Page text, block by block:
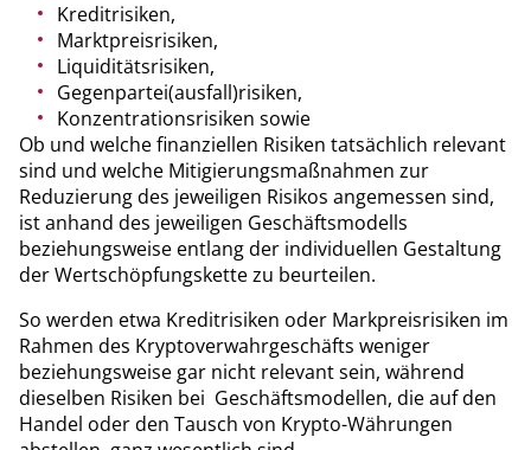
Kreditrisiken,
Marktpreisrisiken,
Liquiditätsrisiken,
Gegenpartei(ausfall)risiken,
Konzentrationsrisiken sowie
Ob und welche finanziellen Risiken tatsächlich relevant
sind und welche Mitigierungsmaßnahmen zur
Reduzierung des jeweiligen Risikos angemessen sind,
ist anhand des jeweiligen Geschäftsmodells
beziehungsweise entlang der individuellen Gestaltung
der Wertschöpfungskette zu beurteilen.
So werden etwa Kreditrisiken oder Markpreisrisiken im
Rahmen des Kryptoverwahrgeschäfts weniger
beziehungsweise gar nicht relevant sein, während
dieselben Risiken bei Geschäftsmodellen, die auf den
Handel oder den Tausch von Krypto-Währungen